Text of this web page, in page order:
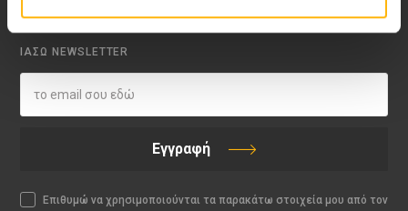
ΙΑΣΩ NEWSLETTER
Εγγραφή
Επιθυμώ να χρησιμοποιούνται τα παρακάτω στοιχεία μου από τον